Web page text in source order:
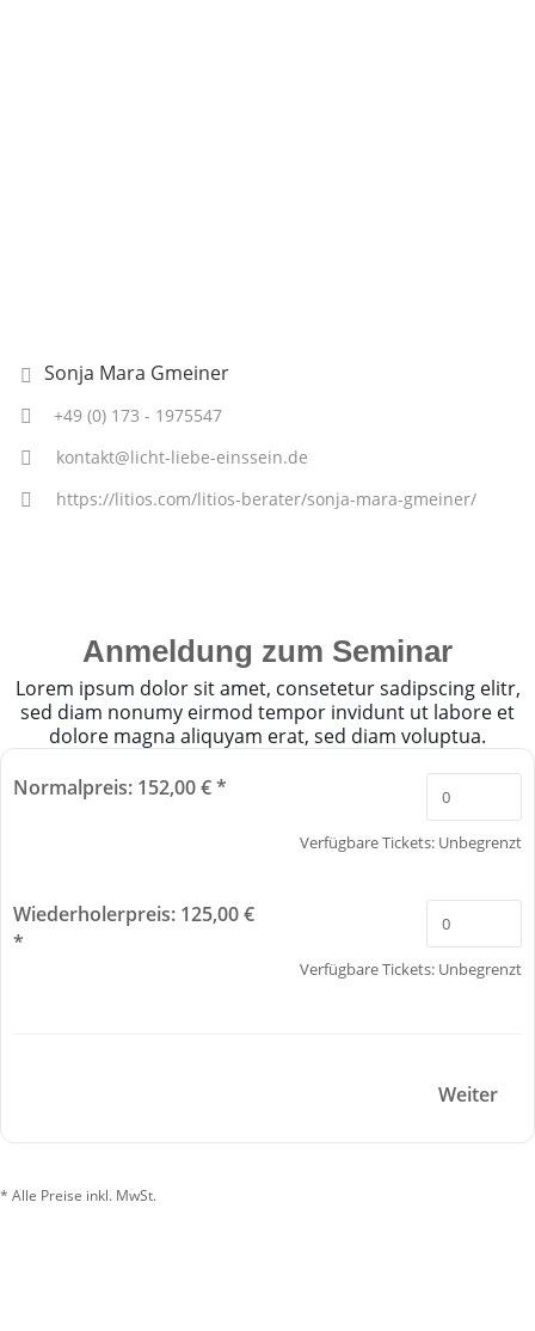
Sonja Mara Gmeiner
+49 (0) 173 - 1975547
kontakt@licht-liebe-einssein.de
https://litios.com/litios-berater/sonja-mara-gmeiner/
Anmeldung zum Seminar
Lorem ipsum dolor sit amet, consetetur sadipscing elitr,
sed diam nonumy eirmod tempor invidunt ut labore et
dolore magna aliquyam erat, sed diam voluptua.
Normalpreis: 152,00 € *
Verfügbare Tickets: Unbegrenzt
Wiederholerpreis: 125,00 €
*
Verfügbare Tickets: Unbegrenzt
Weiter
* Alle Preise inkl. MwSt.